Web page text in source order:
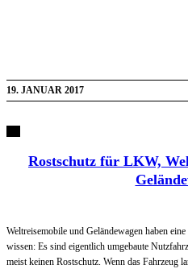
19. JANUAR 2017
Rostschutz für LKW,
Weltreisemobile und Geländewagen haben
wissen: Es sind eigentlich umgebaute
meist keinen Rostschutz. Wenn das Fahrzeug